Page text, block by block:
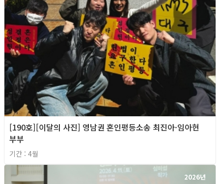
[190호][이달의 사진] 영남권 혼인평등소송 최진아·임아현
부부
기간 : 4월
2026년